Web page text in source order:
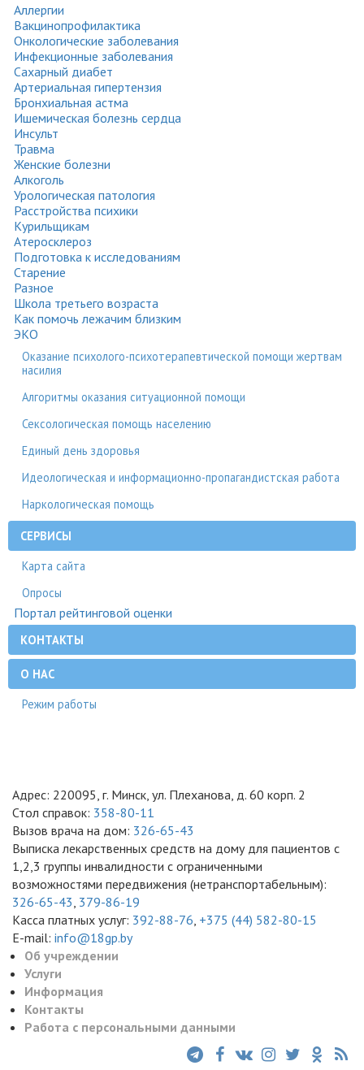
Аллергии
Вакцинопрофилактика
Онкологические заболевания
Инфекционные заболевания
Сахарный диабет
Артериальная гипертензия
Бронхиальная астма
Ишемическая болезнь сердца
Инсульт
Травма
Женские болезни
Алкоголь
Урологическая патология
Расстройства психики
Курильщикам
Атеросклероз
Подготовка к исследованиям
Старение
Разное
Школа третьего возраста
Как помочь лежачим близким
ЭКО
Оказание психолого-психотерапевтической помощи жертвам
насилия
Алгоритмы оказания ситуационной помощи
Сексологическая помощь населению
Единый день здоровья
Идеологическая и информационно-пропагандистская работа
Наркологическая помощь
СЕРВИСЫ
Карта сайта
Опросы
Портал рейтинговой оценки
КОНТАКТЫ
О НАС
Режим работы
Адрес: 220095, г. Минск, ул. Плеханова, д. 60 корп. 2
Стол справок: 358-80-11
Вызов врача на дом: 326-65-43
Выписка лекарственных средств на дому для пациентов с
1,2,3 группы инвалидности с ограниченными
возможностями передвижения (нетранспортабельным):
326-65-43 379-86-19
Касса платных услуг: 392-88-76 +375 (44) 582-80-15
E-mail: info@18gp.by
Об учреждении
Услуги
Информация
Контакты
Работа с персональными данными